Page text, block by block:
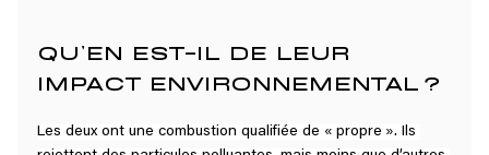
QU’EN EST-IL DE LEUR
IMPACT ENVIRONNEMENTAL ?
Les deux ont une combustion qualifiée de « propre ». Ils